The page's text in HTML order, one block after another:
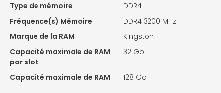
Type de mémoire
DDR4
Fréquence(s) Mémoire
DDR4 3200 MHz
Marque de la RAM
Kingston
Capacité maximale de RAM
par slot
32 Go
Capacité maximale de RAM 128 Go